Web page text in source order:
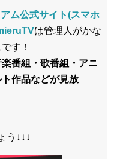
ム公式サイト(スマホ
は管理人がかな
す！
番組・歌番組・アニ
作品などが見放
う↓↓↓